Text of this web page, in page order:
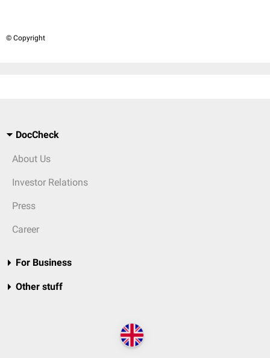
© Copyright
DocCheck
About Us
Investor Relations
Press
Career
For Business
Other stuff